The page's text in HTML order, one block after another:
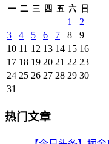
一 二 三 四 五 六 日
1
2
3
4 5 6 7 8
9
10 11 12 13 14 15 16
17 18 19 20 21 22 23
24 25 26 27 28 29 30
31
热门文章